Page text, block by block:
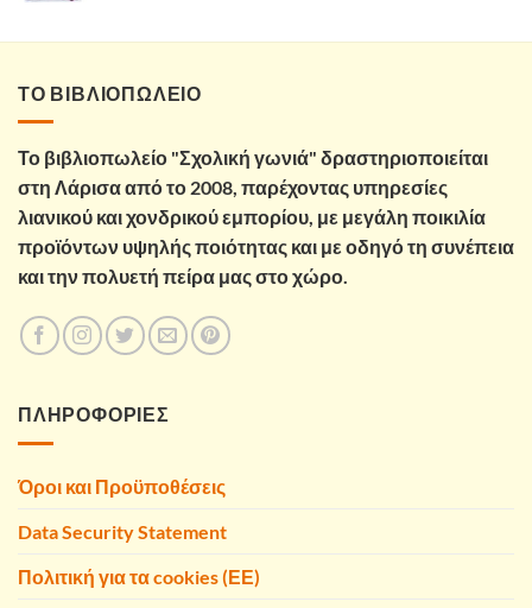
ΤΟ ΒΙΒΛΙΟΠΩΛΕΙΟ
Το βιβλιοπωλείο "Σχολική γωνιά" δραστηριοποιείται
στη Λάρισα από το 2008, παρέχοντας υπηρεσίες
λιανικού και χονδρικού εμπορίου, με μεγάλη ποικιλία
προϊόντων υψηλής ποιότητας και με οδηγό τη συνέπεια
και την πολυετή πείρα μας στο χώρο.
ΠΛΗΡΟΦΟΡΙΕΣ
Όροι και Προϋποθέσεις
Data Security Statement
Πολιτική για τα cookies (ΕΕ)